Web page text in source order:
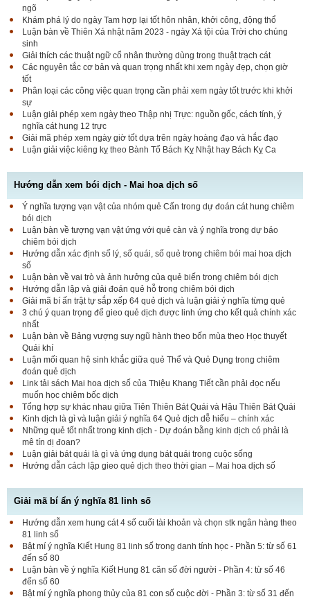
ngõ
Khám phá lý do ngày Tam hợp lại tốt hôn nhân, khởi công, động thổ
Luận bàn về Thiên Xá nhật năm 2023 - ngày Xá tội của Trời cho chúng
sinh
Giải thích các thuật ngữ cổ nhân thường dùng trong thuật trạch cát
Các nguyên tắc cơ bản và quan trọng nhất khi xem ngày đẹp, chọn giờ
tốt
Phân loại các công việc quan trọng cần phải xem ngày tốt trước khi khởi
sự
Luận giải phép xem ngày theo Thập nhị Trực: nguồn gốc, cách tính, ý
nghĩa cát hung 12 trực
Giải mã phép xem ngày giờ tốt dựa trên ngày hoàng đạo và hắc đạo
Luận giải việc kiêng kỵ theo Bành Tổ Bách Kỵ Nhật hay Bách Kỵ Ca
Hướng dẫn xem bói dịch - Mai hoa dịch số
Ý nghĩa tượng vạn vật của nhóm quẻ Cấn trong dự đoán cát hung chiêm
bói dịch
Luận bàn về tượng vạn vật ứng với quẻ càn và ý nghĩa trong dự báo
chiêm bói dịch
Hướng dẫn xác định số lý, số quái, số quẻ trong chiêm bói mai hoa dịch
số
Luận bàn về vai trò và ảnh hưởng của quẻ biến trong chiêm bói dịch
Hướng dẫn lập và giải đoán quẻ hỗ trong chiêm bói dịch
Giải mã bí ấn trật tự sắp xếp 64 quẻ dịch và luận giải ý nghĩa từng quẻ
3 chú ý quan trọng để gieo quẻ dịch được linh ứng cho kết quả chính xác
nhất
Luận bàn về Bảng vượng suy ngũ hành theo bốn mùa theo Học thuyết
Quái khí
Luận mối quan hệ sinh khắc giữa quẻ Thể và Quẻ Dụng trong chiêm
đoán quẻ dịch
Link tải sách Mai hoa dịch số của Thiệu Khang Tiết cần phải đọc nếu
muốn học chiêm bốc dịch
Tổng hợp sự khác nhau giữa Tiên Thiên Bát Quái và Hậu Thiên Bát Quái
Kinh dịch là gì và luận giải ý nghĩa 64 Quẻ dịch dễ hiểu – chính xác
Những quẻ tốt nhất trong kinh dịch - Dự đoán bằng kinh dịch có phải là
mê tín dị đoan?
Luận giải bát quái là gì và ứng dụng bát quái trong cuộc sống
Hướng dẫn cách lập gieo quẻ dịch theo thời gian – Mai hoa dịch số
Giải mã bí ẩn ý nghĩa 81 linh số
Hướng dẫn xem hung cát 4 số cuối tài khoản và chọn stk ngân hàng theo
81 linh số
Bật mí ý nghĩa Kiết Hung 81 linh số trong danh tính học - Phần 5: từ số 61
đến số 80
Luận bàn về ý nghĩa Kiết Hung 81 căn số đời người - Phần 4: từ số 46
đến số 60
Bật mí ý nghĩa phong thủy của 81 con số cuộc đời - Phần 3: từ số 31 đến